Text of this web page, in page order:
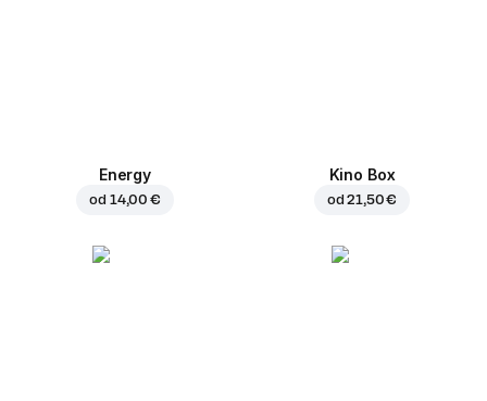
Energy
od 14,00 €
Kino Box
od21,50 €